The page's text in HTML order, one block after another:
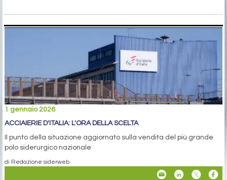
1 gennaio 2026
ACCIAIERIE D'ITALIA: L'ORA DELLA SCELTA
Il punto della situazione aggiornato sulla vendita del più grande
polo siderurgico nazionale
di Redazione siderweb